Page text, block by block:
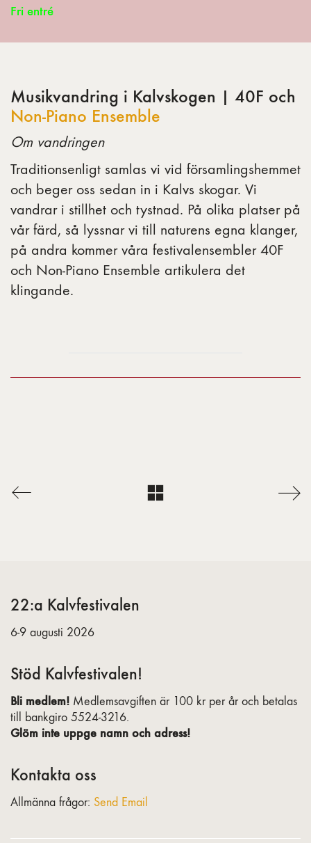
Fri entré
Musikvandring i Kalvskogen | 40F och
Non-Piano Ensemble
Om vandringen
Traditionsenligt samlas vi vid församlingshemmet
och beger oss sedan in i Kalvs skogar. Vi
vandrar i stillhet och tystnad. På olika platser på
vår färd, så lyssnar vi till naturens egna klanger,
på andra kommer våra festivalensembler 40F
och Non-Piano Ensemble artikulera det
klingande.
22:a Kalvfestivalen
6-9 augusti 2026
Stöd Kalvfestivalen!
Bli medlem! Medlemsavgiften är 100 kr per år och betalas
till bankgiro 5524-3216.
Glöm inte uppge namn och adress!
Kontakta oss
Allmänna frågor: Send Email